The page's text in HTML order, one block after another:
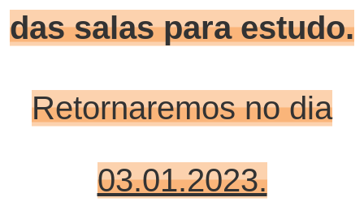
das salas para estudo.
Retornaremos no dia
03.01.2023.